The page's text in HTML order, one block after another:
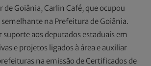
de Goiânia, Carlin Café, que ocupou
na Prefeitura de Goiânia.
suporte aos deputados estaduais em
e projetos ligados à área e auxiliar
na emissão de Certificados de